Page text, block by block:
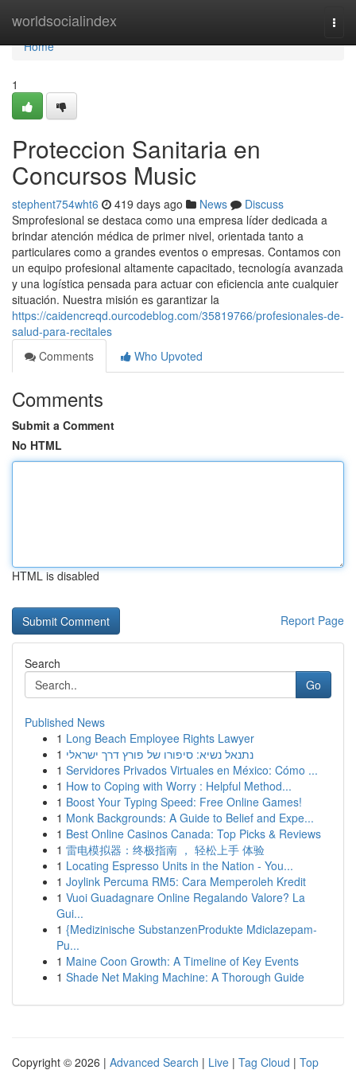
worldsocialindex
Home
Home
1
Proteccion Sanitaria en
Concursos Music
stephent754wht6 419 days ago News
Discuss
Smprofesional se destaca como una empresa líder dedicada a
brindar atención médica de primer nivel, orientada tanto a
particulares como a grandes eventos o empresas. Contamos con
un equipo profesional altamente capacitado, tecnología avanzada
y una logística pensada para actuar con eficiencia ante cualquier
situación. Nuestra misión es garantizar la
https://caidencreqd.ourcodeblog.com/35819766/profesionales-de-
salud-para-recitales
Comments
Who Upvoted
Comments
Submit a Comment
No HTML
HTML is disabled
Report Page
Search
Go
Published News
1 Long Beach Employee Rights Lawyer
1 נתנאל נשיא: סיפורו של פורץ דרך ישראלי
1 Servidores Privados Virtuales en México: Cómo ...
1 How to Coping with Worry : Helpful Method...
1 Boost Your Typing Speed: Free Online Games!
1 Monk Backgrounds: A Guide to Belief and Expe...
1 Best Online Casinos Canada: Top Picks & Reviews
1 雷电模拟器：终极指南 ， 轻松上手 体验
1 Locating Espresso Units in the Nation - You...
1 Joylink Percuma RM5: Cara Memperoleh Kredit
1 Vuoi Guadagnare Online Regalando Valore? La
Gui...
1 {Medizinische SubstanzenProdukte Mdiclazepam-
Pu...
1 Maine Coon Growth: A Timeline of Key Events
1 Shade Net Making Machine: A Thorough Guide
Copyright © 2026 | Advanced Search | Live | Tag Cloud | Top